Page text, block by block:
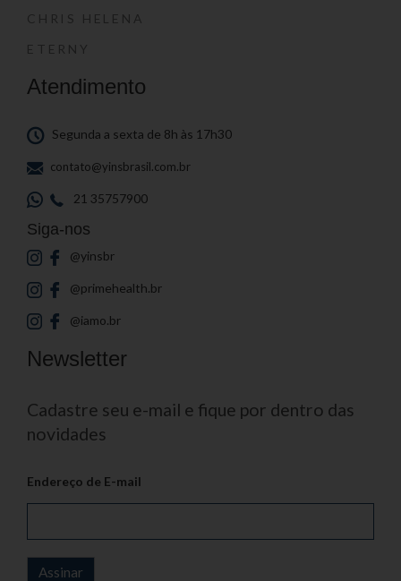
CHRIS HELENA
ETERNY
Atendimento
Segunda a sexta de 8h às 17h30
contato@yinsbrasil.com.br
21 35757900
Siga-nos
@yinsbr
@primehealth.br
@iamo.br
Newsletter
Cadastre seu e-mail e fique por dentro das
novidades
Endereço de E-mail